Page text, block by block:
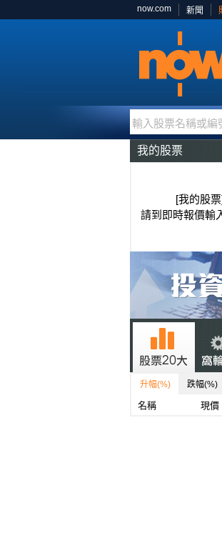
now.com 新聞
輸入股票名稱或編
我的股票
[我的股
請到即時報價輸
升幅(%) 跌幅(%)
名稱 現價